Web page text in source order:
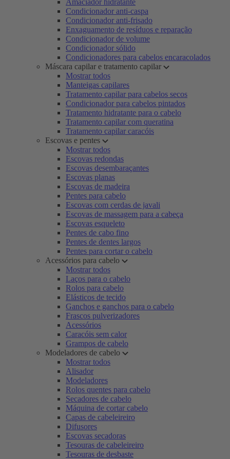
Amaciador hidratante
Condicionador anti-caspa
Condicionador anti-frisado
Enxaguamento de resíduos e reparação
Condicionador de volume
Condicionador sólido
Condicionadores para cabelos encaracolados
Máscara capilar e tratamento capilar
Mostrar todos
Manteigas capilares
Tratamento capilar para cabelos secos
Condicionador para cabelos pintados
Tratamento hidratante para o cabelo
Tratamento capilar com queratina
Tratamento capilar caracóis
Escovas e pentes
Mostrar todos
Escovas redondas
Escovas desembaraçantes
Escovas planas
Escovas de madeira
Pentes para cabelo
Escovas com cerdas de javali
Escovas de massagem para a cabeça
Escovas esqueleto
Pentes de cabo fino
Pentes de dentes largos
Pentes para cortar o cabelo
Acessórios para cabelo
Mostrar todos
Laços para o cabelo
Rolos para cabelo
Elásticos de tecido
Ganchos e ganchos para o cabelo
Frascos pulverizadores
Acessórios
Caracóis sem calor
Grampos de cabelo
Modeladores de cabelo
Mostrar todos
Alisador
Modeladores
Rolos quentes para cabelo
Secadores de cabelo
Máquina de cortar cabelo
Capas de cabeleireiro
Difusores
Escovas secadoras
Tesouras de cabeleireiro
Tesouras de desbaste